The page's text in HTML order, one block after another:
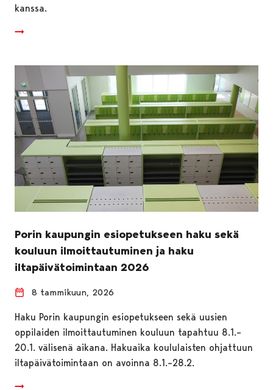
kanssa.
Porin kaupungin esiopetukseen haku sekä
kouluun ilmoittautuminen ja haku
iltapäivätoimintaan 2026
8 tammikuun, 2026
Haku Porin kaupungin esiopetukseen sekä uusien
oppilaiden ilmoittautuminen kouluun tapahtuu 8.1.–
20.1. välisenä aikana. Hakuaika koululaisten ohjattuun
iltapäivätoimintaan on avoinna 8.1.–28.2.